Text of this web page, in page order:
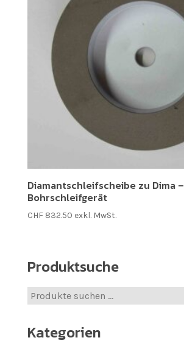
Diamantschleifscheibe zu Dima –
Bohrschleifgerät
CHF832.50 exkl. MwSt.
Produktsuche
Suche
nach:
Kategorien